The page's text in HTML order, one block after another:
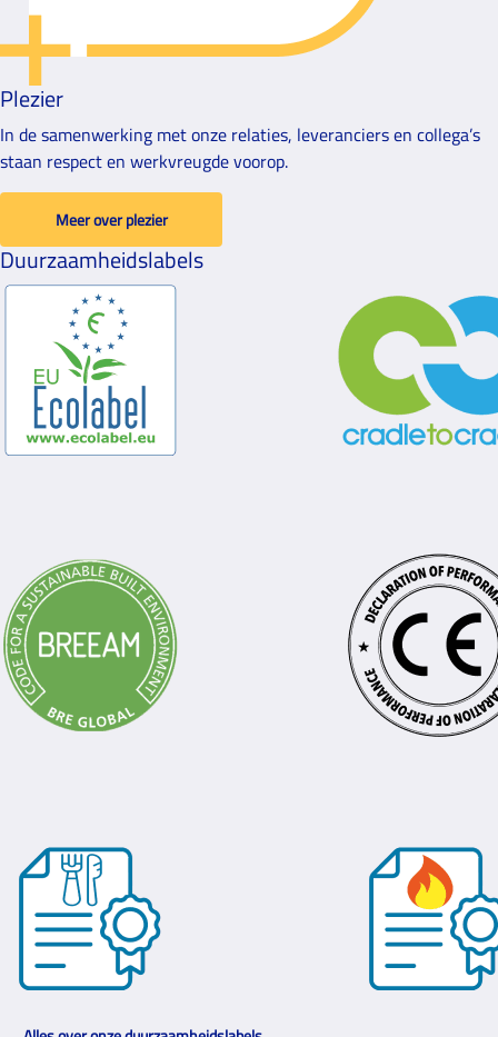
Plezier
In de samenwerking met onze relaties, leveranciers en collega’s
staan respect en werkvreugde voorop.
Meer over plezier
Duurzaamheidslabels